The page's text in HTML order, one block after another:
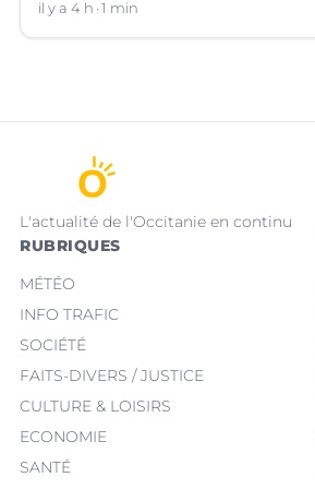
des salariés de l'entreprise engagés
sapeurs-pompiers volontaires.
il y a 4 h 1 min
L'actualité de l'Occitanie en continu
RUBRIQUES
MÉTÉO
INFO TRAFIC
SOCIÉTÉ
FAITS-DIVERS / JUSTICE
CULTURE & LOISIRS
ECONOMIE
SANTÉ